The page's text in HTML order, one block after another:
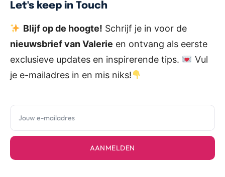
Let's keep in Touch
Blijf op de hoogte! Schrijf je in voor de
nieuwsbrief van Valerie en ontvang als eerste
exclusieve updates en inspirerende tips.
Vul
je e-mailadres in en mis niks!
AANMELDEN